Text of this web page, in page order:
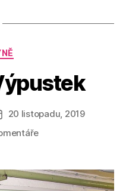
příspěvku
20 listopadu, 2019
u
názvem
Jeskyně